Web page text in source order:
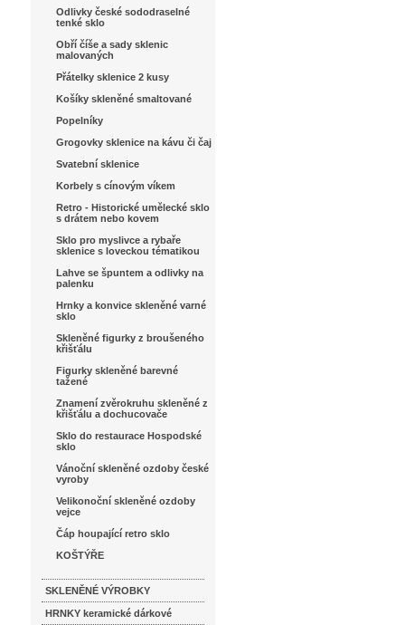
Odlivky české sododraselné
tenké sklo
Obří číše a sady sklenic
malovaných
Přátelky sklenice 2 kusy
Košíky skleněné smaltované
Popelníky
Grogovky sklenice na kávu či čaj
Svatební sklenice
Korbely s cínovým víkem
Retro - Historické umělecké sklo
s drátem nebo kovem
Sklo pro myslivce a rybaře
sklenice s loveckou tématikou
Lahve se špuntem a odlivky na
palenku
Hrnky a konvice skleněné varné
sklo
Skleněné figurky z broušeného
křišťálu
Figurky skleněné barevné
tažené
Znamení zvěrokruhu skleněné z
křišťálu a dochucovače
Sklo do restaurace Hospodské
sklo
Vánoční skleněné ozdoby české
vyroby
Velikonoční skleněné ozdoby
vejce
Čáp houpající retro sklo
KOŠTÝŘE
SKLENĚNÉ VÝROBKY
HRNKY keramické dárkové